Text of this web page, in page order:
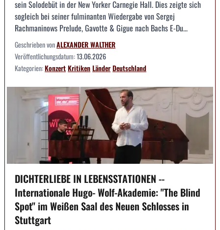
sein Solodebüt in der New Yorker Carnegie Hall. Dies zeigte sich
sogleich bei seiner fulminanten Wiedergabe von Sergej
Rachmaninows Prelude, Gavotte & Gigue nach Bachs E-Du...
Geschrieben vonALEXANDER WALTHER
Veröffentlichungsdatum:13.06.2026
Kategorien:KonzertKritikenLänderDeutschland
DICHTERLIEBE IN LEBENSSTATIONEN --
Internationale Hugo- Wolf-Akademie: "The Blind
Spot" im Weißen Saal des Neuen Schlosses in
Stuttgart